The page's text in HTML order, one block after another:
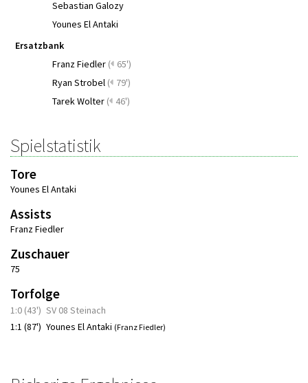
Sebastian Galozy
Younes El Antaki
Ersatzbank
Franz Fiedler ( 65')
Ryan Strobel ( 79')
Tarek Wolter ( 46')
Spielstatistik
Tore
Younes El Antaki
Assists
Franz Fiedler
Zuschauer
75
Torfolge
1:0 (43') SV 08 Steinach
1:1 (87') Younes El Antaki (Franz Fiedler)